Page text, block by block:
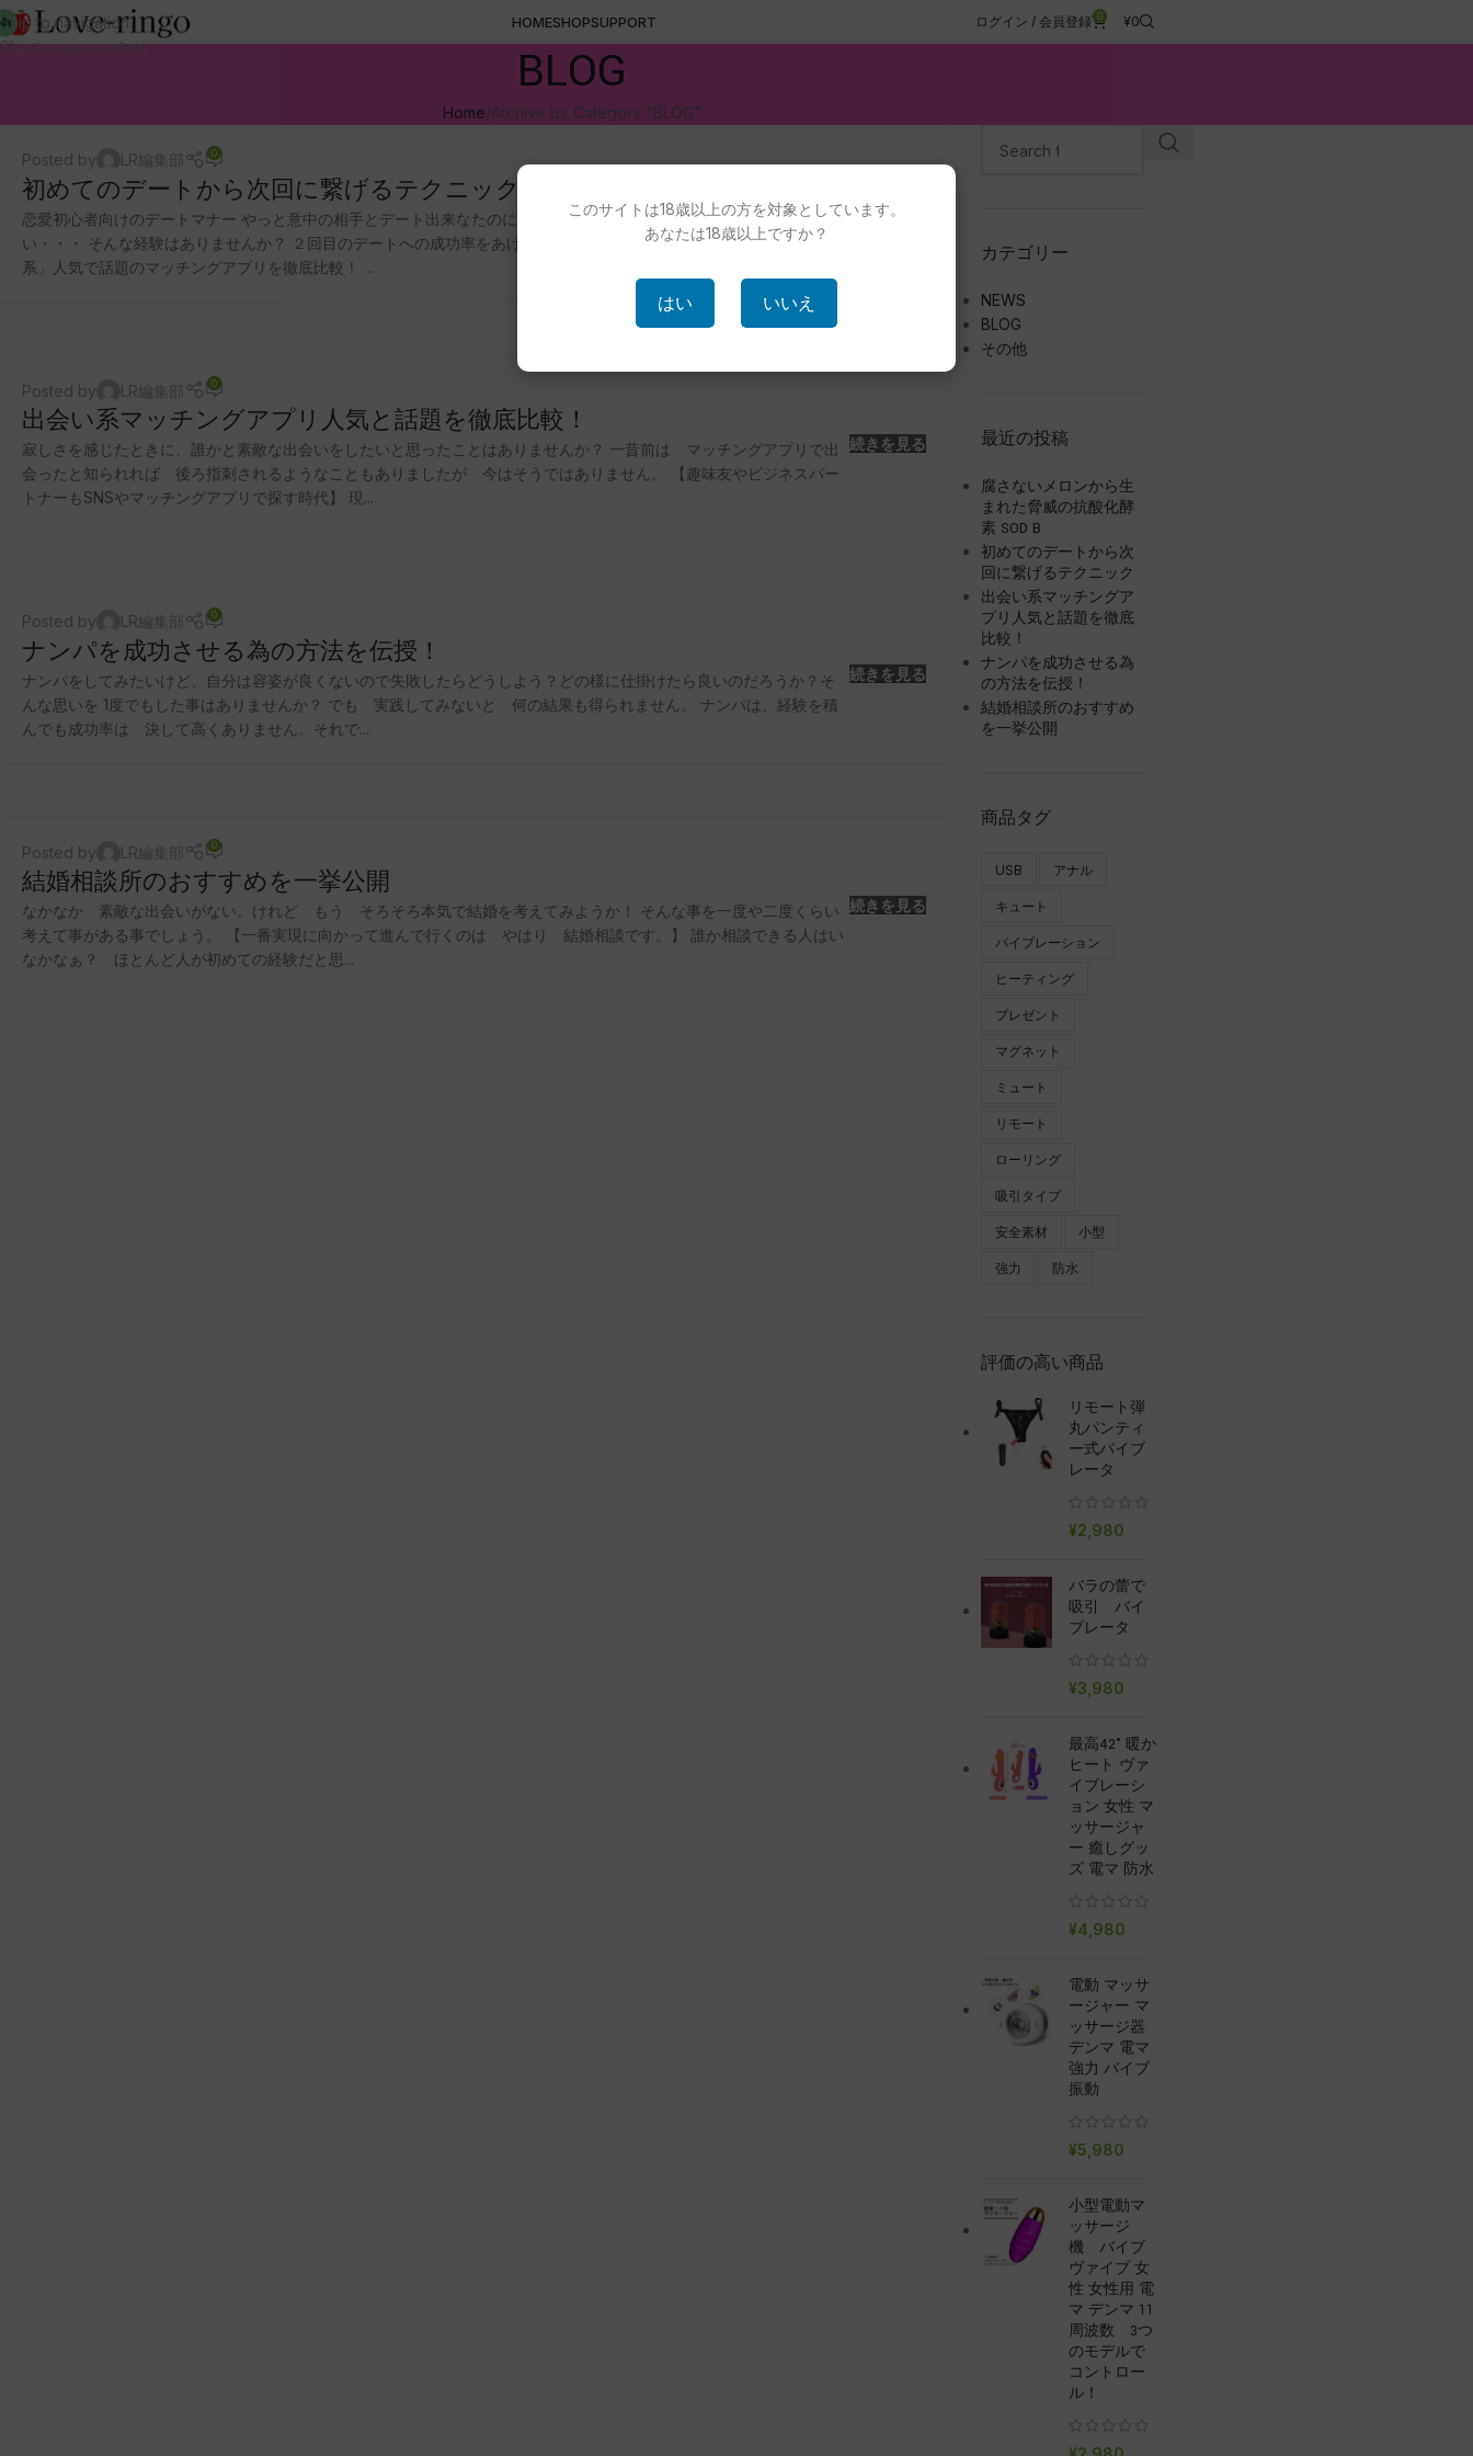
Skip to navigation
Skip to main content
HOMESHOPSUPPORT ログイン / 会員登録 0 ¥0
BLOG
Home Archive by Category "BLOG"
Posted by LR編集部 0
初めてのデートから次回に繋げるテクニック
恋愛初心者向けのデートマナー やっと意中の相手とデート出来なたのに 何かをミスってしまい2回目に繋がらな
い・・・ そんな経験はありませんか？ ２回目のデートへの成功率をあげるための秘策を学んで行きましょう！ 「出会い
系」人気で話題のマッチングアプリを徹底比較！ ...
続きを見る
Posted by LR編集部 0
出会い系マッチングアプリ人気と話題を徹底比較！
寂しさを感じたときに、誰かと素敵な出会いをしたいと思ったことはありませんか？ 一昔前は マッチングアプリで出
会ったと知られれば 後ろ指刺されるようなこともありましたが 今はそうではありません。 【趣味友やビジネスパー
トナーもSNSやマッチングアプリで探す時代】 現...
続きを見る
Posted by LR編集部 0
ナンパを成功させる為の方法を伝授！
ナンパをしてみたいけど、自分は容姿が良くないので失敗したらどうしよう？どの様に仕掛けたら良いのだろうか？そ
んな思いを 1度でもした事はありませんか？ でも 実践してみないと 何の結果も得られません。 ナンパは、経験を積
んでも成功率は 決して高くありません。それで...
続きを見る
Posted by LR編集部 0
結婚相談所のおすすめを一挙公開
なかなか 素敵な出会いがない。けれど もう そろそろ本気で結婚を考えてみようか！ そんな事を一度や二度くらい
考えて事がある事でしょう。 【一番実現に向かって進んで行くのは やはり 結婚相談です。】 誰か相談できる人はい
なかなぁ？ ほとんど人が初めての経験だと思...
続きを見る
カテゴリー
NEWS
BLOG
その他
最近の投稿
腐さないメロンから生
まれた脅威の抗酸化酵
素 SOD B
初めてのデートから次
回に繋げるテクニック
出会い系マッチングア
プリ人気と話題を徹底
比較！
ナンパを成功させる為
の方法を伝授！
結婚相談所のおすすめ
を一挙公開
商品タグ
USB アナル
キュート
バイブレーション
ヒーティング
プレゼント
マグネット
ミュート
リモート
ローリング
吸引タイプ
安全素材 小型
強力 防水
評価の高い商品
リモート弾
丸パンティ
ー式バイブ
レータ
¥2,980
バラの蕾で
吸引 バイ
ブレータ
¥3,980
最高42° 暖か
ヒート ヴァ
イブレーシ
ョン 女性 マ
ッサージャ
ー 癒しグッ
ズ 電マ 防水
¥4,980
電動 マッサ
ージャー マ
ッサージ器
デンマ 電マ
強力 バイブ
振動
¥5,980
小型電動マ
ッサージ
機 バイブ
ヴァイブ 女
性 女性用 電
マ デンマ 11
周波数 3つ
のモデルで
コントロー
ル！
このサイトは18歳以上の方を対象としています。
あなたは18歳以上ですか？
はい いいえ